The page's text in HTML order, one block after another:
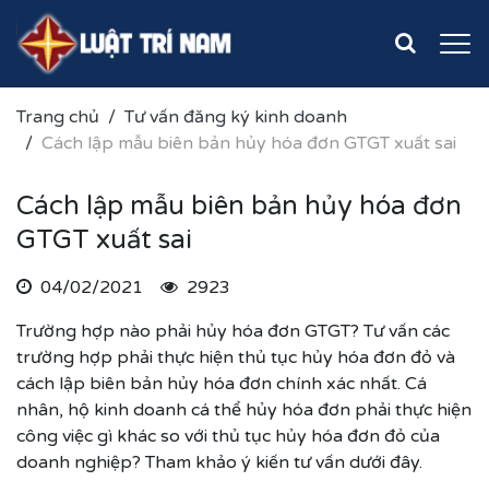
Trang chủ
Tư vấn đăng ký kinh doanh
Cách lập mẫu biên bản hủy hóa đơn GTGT xuất sai
Cách lập mẫu biên bản hủy hóa đơn
GTGT xuất sai
04/02/2021
2923
Trường hợp nào phải hủy hóa đơn GTGT? Tư vấn các
trường hợp phải thực hiện thủ tục hủy hóa đơn đỏ và
cách lập biên bản hủy hóa đơn chính xác nhất. Cá
nhân, hộ kinh doanh cá thể hủy hóa đơn phải thực hiện
công việc gì khác so với thủ tục hủy hóa đơn đỏ của
doanh nghiệp? Tham khảo ý kiến tư vấn dưới đây.